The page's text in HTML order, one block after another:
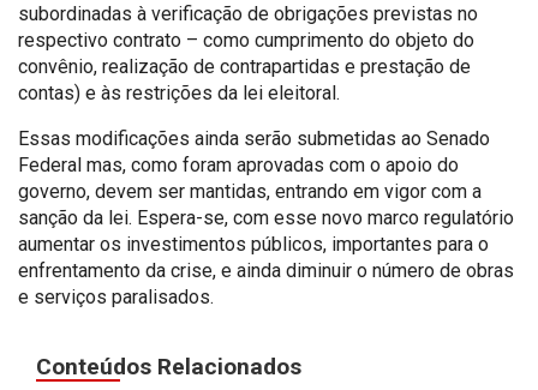
subordinadas à verificação de obrigações previstas no
respectivo contrato – como cumprimento do objeto do
convênio, realização de contrapartidas e prestação de
contas) e às restrições da lei eleitoral.
Essas modificações ainda serão submetidas ao Senado
Federal mas, como foram aprovadas com o apoio do
governo, devem ser mantidas, entrando em vigor com a
sanção da lei. Espera-se, com esse novo marco regulatório
aumentar os investimentos públicos, importantes para o
enfrentamento da crise, e ainda diminuir o número de obras
e serviços paralisados.
Conteúdos Relacionados